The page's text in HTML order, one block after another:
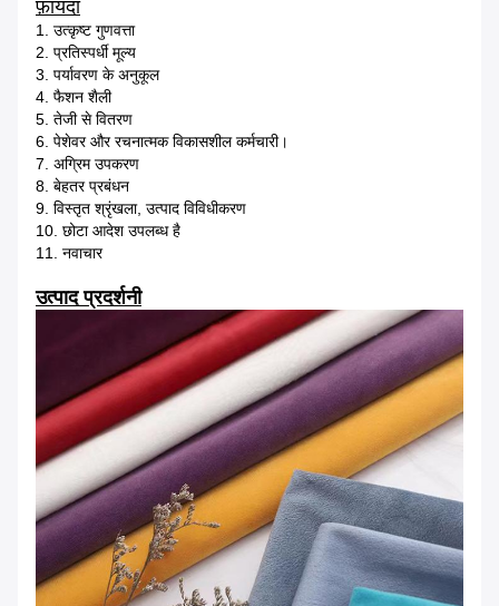
फ़ायदा
1. उत्कृष्ट गुणवत्ता
2. प्रतिस्पर्धी मूल्य
3. पर्यावरण के अनुकूल
4. फैशन शैली
5. तेजी से वितरण
6. पेशेवर और रचनात्मक विकासशील कर्मचारी।
7. अग्रिम उपकरण
8. बेहतर प्रबंधन
9. विस्तृत श्रृंखला, उत्पाद विविधीकरण
10. छोटा आदेश उपलब्ध है
11. नवाचार
उत्पाद प्रदर्शनी